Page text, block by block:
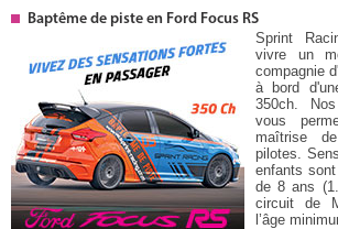
Baptême de piste en Ford Focus RS
Sprint
vivre un
compagnie
à bord
350ch.
vous
maîtrise
pilotes.
enfants
de 8 ans
circuit de
l’âge